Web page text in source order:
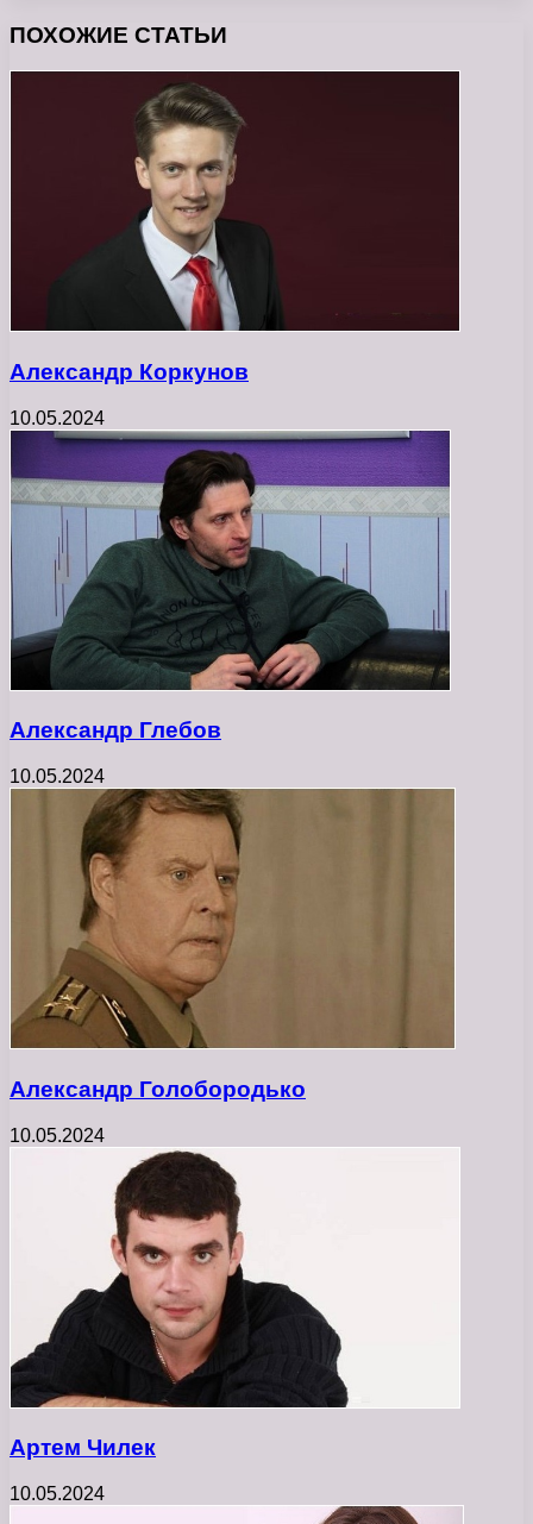
ПОХОЖИЕ СТАТЬИ
Александр Коркунов
10.05.2024
Александр Глебов
10.05.2024
Александр Голобородько
10.05.2024
Артем Чилек
10.05.2024